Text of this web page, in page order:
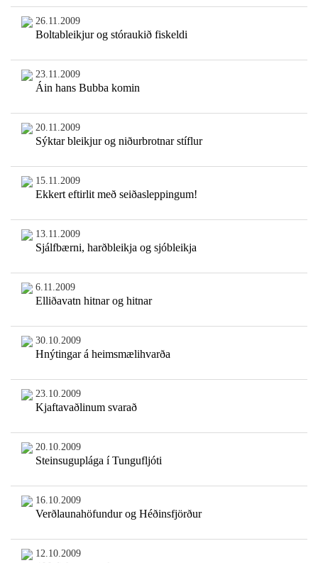
26.11.2009
Boltableikjur og stóraukið fiskeldi
23.11.2009
Áin hans Bubba komin
20.11.2009
Sýktar bleikjur og niðurbrotnar stíflur
15.11.2009
Ekkert eftirlit með seiðasleppingum!
13.11.2009
Sjálfbærni, harðbleikja og sjóbleikja
6.11.2009
Elliðavatn hitnar og hitnar
30.10.2009
Hnýtingar á heimsmælihvarða
23.10.2009
Kjaftavaðlinum svarað
20.10.2009
Steinsuguplága í Tungufljóti
16.10.2009
Verðlaunahöfundur og Héðinsfjörður
12.10.2009